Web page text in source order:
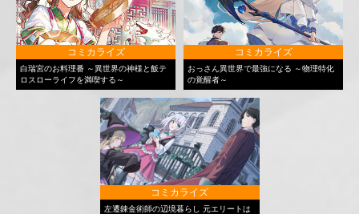
コミカライズ
白瑞宮のお料理番 ～異世界の神様と飯テ
ロスローライフを満喫する～
コミカライズ
おっさん異世界で最強になる ～物理特化
の覚醒者～
コミカライズ
左遷錬金術師の辺境暮らし 元エリートは